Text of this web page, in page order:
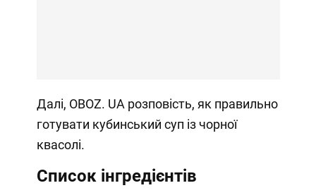
Далі, OBOZ. UA розповість, як правильно
готувати кубинський суп із чорної
квасолі.
Список інгредієнтів